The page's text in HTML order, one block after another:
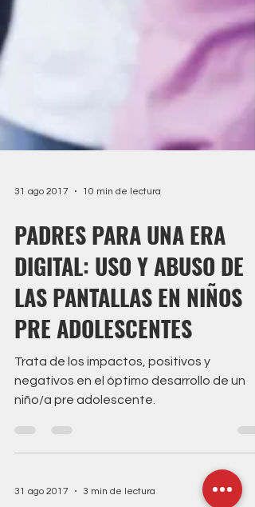
PADRES PARA UNA ERA
DIGITAL: USO Y ABUSO DE
LAS PANTALLAS EN NIÑOS
PRE ADOLESCENTES
Trata de los impactos, positivos y
niño/a pre adolescente.